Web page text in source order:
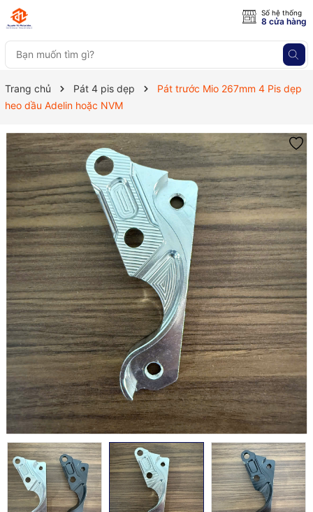
Số hệ thống
8 cửa hàng
Trang chủ Pát 4 pis dẹp
Pát trước Mio 267mm 4 Pis dẹp
heo dầu Adelin hoặc NVM